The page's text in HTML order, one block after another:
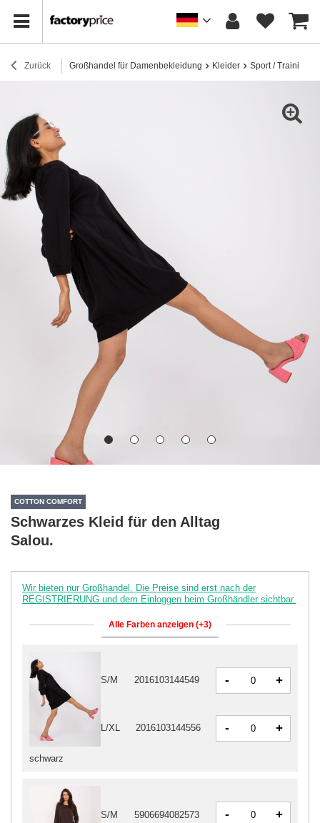
Zurück Großhandel für Damenbekleidung Kleider Sport /
COTTON COMFORT
Schwarzes Kleid für den Alltag
Salou.
Wir bieten nur Großhandel. Die Preise sind erst nach der
REGISTRIERUNG und dem Einloggen beim Großhändler sichtbar.
Alle Farben anzeigen (+3)
S/M 5906694082573 - +
schwarz
S/M 2016103144549 - +
L/XL 2016103144556 - +